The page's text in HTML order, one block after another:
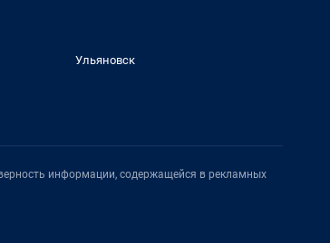
Ульяновск
информации, содержащейся в рекламных